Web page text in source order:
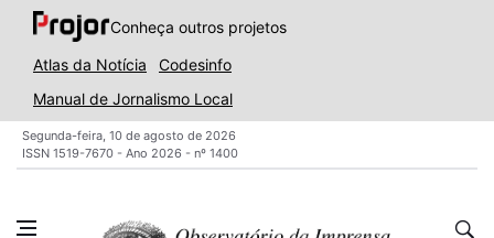
Conheça outros projetos
Atlas da Notícia
Codesinfo
Manual de Jornalismo Local
Segunda-feira, 10 de agosto de 2026
ISSN 1519-7670 - Ano 2026 - nº 1400